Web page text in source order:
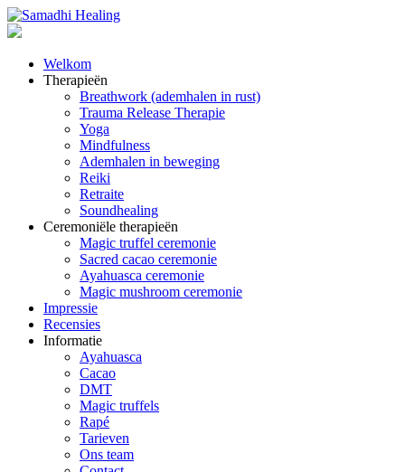
Welkom
Therapieën
Breathwork (ademhalen in rust)
Trauma Release Therapie
Yoga
Mindfulness
Ademhalen in beweging
Reiki
Retraite
Soundhealing
Ceremoniële therapieën
Magic truffel ceremonie
Sacred cacao ceremonie
Ayahuasca ceremonie
Magic mushroom ceremonie
Impressie
Recensies
Informatie
Ayahuasca
Cacao
DMT
Magic truffels
Rapé
Tarieven
Ons team